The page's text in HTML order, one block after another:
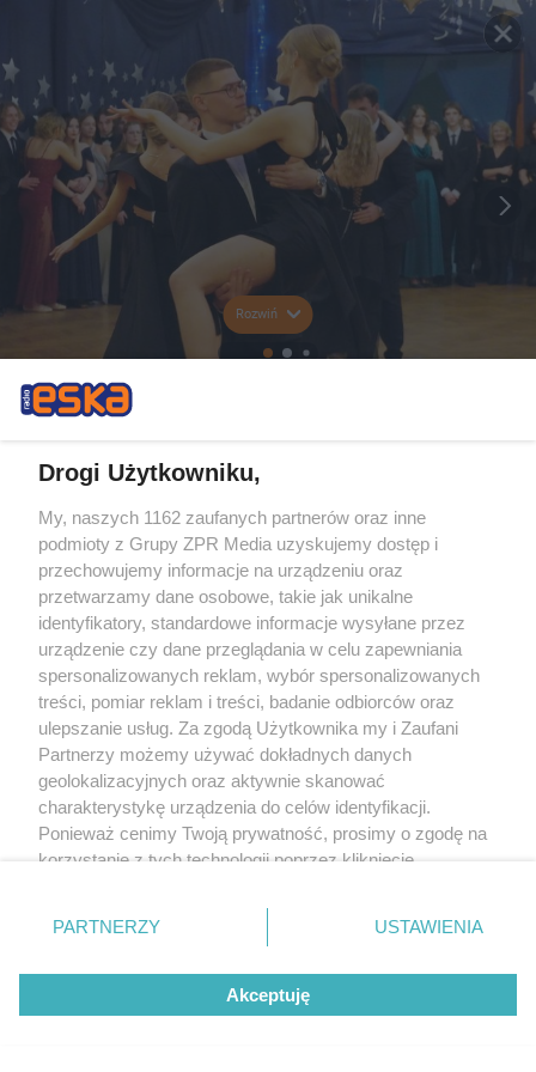
Rozwiń
Drogi Użytkowniku,
My, naszych 1162 zaufanych partnerów oraz inne
podmioty z Grupy ZPR Media uzyskujemy dostęp i
przechowujemy informacje na urządzeniu oraz
przetwarzamy dane osobowe, takie jak unikalne
identyfikatory, standardowe informacje wysyłane przez
urządzenie czy dane przeglądania w celu zapewniania
spersonalizowanych reklam, wybór spersonalizowanych
treści, pomiar reklam i treści, badanie odbiorców oraz
ulepszanie usług. Za zgodą Użytkownika my i Zaufani
Partnerzy możemy używać dokładnych danych
geolokalizacyjnych oraz aktywnie skanować
charakterystykę urządzenia do celów identyfikacji.
Ponieważ cenimy Twoją prywatność, prosimy o zgodę na
korzystanie z tych technologii poprzez kliknięcie
zmienić/wycofać klikając przycisk ustawień prywatności
znajdujący się w lewym dolnym rogu strony
rodzaje przetwarzania danych nie wymagają zgody
użytkownika, ale masz prawo sprzeciwić się takiemu
przetwarzaniu. Preferencje będą miały zastosowanie tylko
PARTNERZY USTAWIENIA
Akceptuję